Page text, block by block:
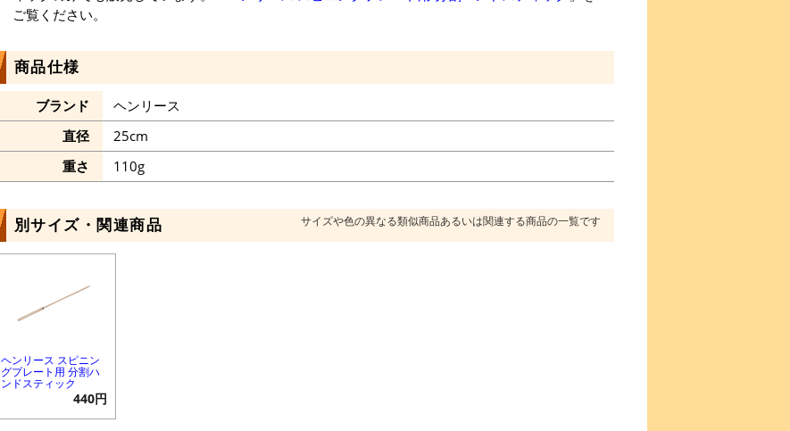
ご覧ください。
商品仕様
ブランド
ヘンリース
直径
25cm
重さ
110g
別サイズ・関連商品 サイズや色の異なる類似商品あるいは関連する商品の一覧です
ヘンリース スピニン
グプレート用 分割ハ
ンドスティック
440円